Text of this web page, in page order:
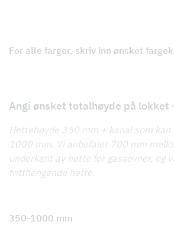
For alle farger, skriv inn ønsket
Angi ønsket totalhøyde på lokket
Hettehøyde 350 mm + kanal som
1000 mm. Vi anbefaler 700 mm
underkant av hette for gassovner, og
fritthengende hette.
350-1000 mm